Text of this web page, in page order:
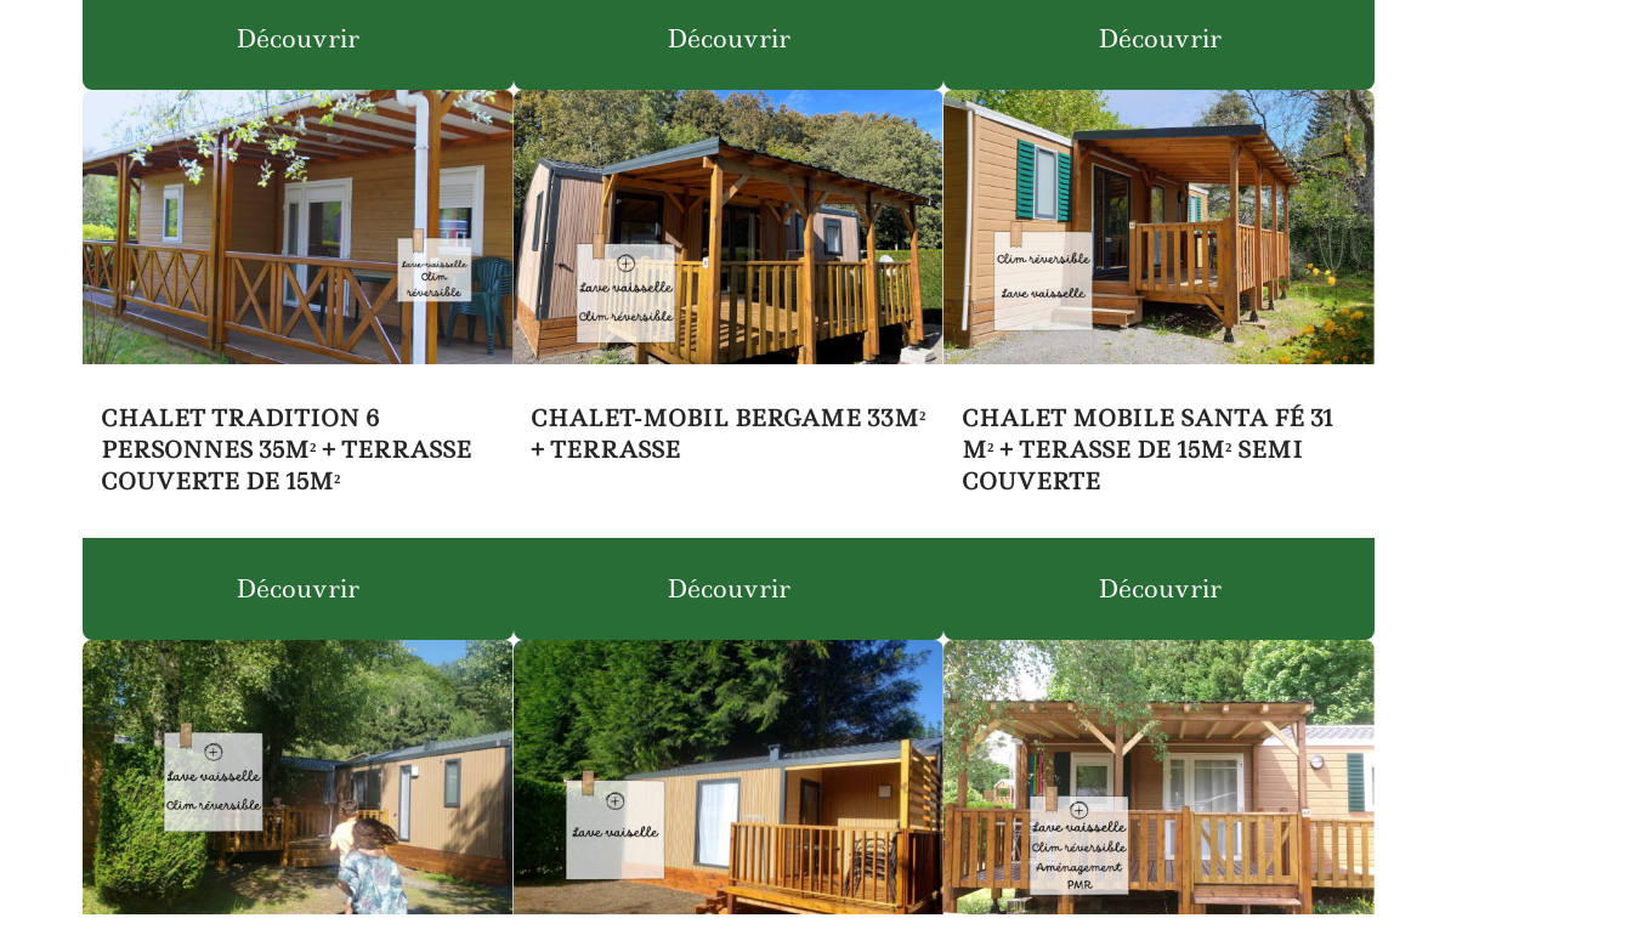
Découvrir Découvrir Découvrir
CHALET TRADITION 6
PERSONNES 35M² + TERRASSE
COUVERTE DE 15M²
Découvrir
CHALET-MOBIL BERGAME 33M²
+ TERRASSE
Découvrir
CHALET MOBILE SANTA FÉ 31
M² + TERASSE DE 15M² SEMI
COUVERTE
Découvrir